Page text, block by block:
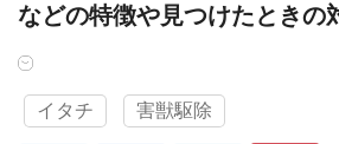
などの特徴や見つけたときの
イタチ 害獣駆除